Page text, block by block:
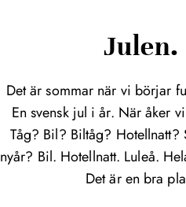
Julen.
Det är sommar när vi börjar
En svensk jul i år. När åker
Tåg? Bil? Biltåg? Hotellnatt?
nyår? Bil. Hotellnatt. Luleå.
Det är en bra